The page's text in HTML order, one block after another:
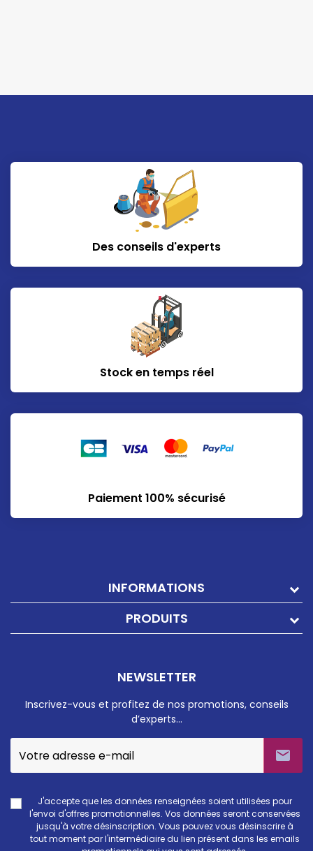
Des conseils d'experts
Stock en temps réel
Paiement 100% sécurisé
INFORMATIONS
PRODUITS
NEWSLETTER
Inscrivez-vous et profitez de nos promotions, conseils
d’experts…

J'accepte que les données renseignées soient utilisées pour
l'envoi d'offres promotionnelles. Vos données seront conservées
jusqu'à votre désinscription. Vous pouvez vous désinscrire à
tout moment par l'intermédiaire du lien présent dans les emails